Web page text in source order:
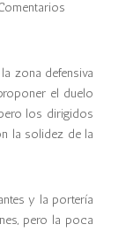
zona defensiva
el duelo
los dirigidos
la solidez de la
y la portería
pero la poca